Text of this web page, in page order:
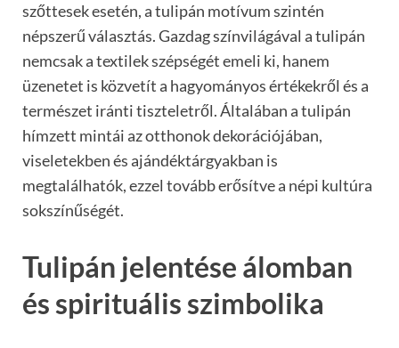
szőttesek esetén, a tulipán motívum szintén
népszerű választás. Gazdag színvilágával a tulipán
nemcsak a textilek szépségét emeli ki, hanem
üzenetet is közvetít a hagyományos értékekről és a
természet iránti tiszteletről. Általában a tulipán
hímzett mintái az otthonok dekorációjában,
viseletekben és ajándéktárgyakban is
megtalálhatók, ezzel tovább erősítve a népi kultúra
sokszínűségét.
Tulipán jelentése álomban
és spirituális szimbolika